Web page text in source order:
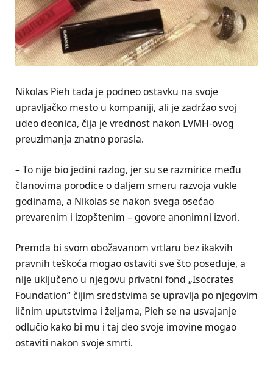
Nikolas Pieh tada je podneo ostavku na svoje
upravljačko mesto u kompaniji, ali je zadržao svoj
udeo deonica, čija je vrednost nakon LVMH-ovog
preuzimanja znatno porasla.
– To nije bio jedini razlog, jer su se razmirice među
članovima porodice o daljem smeru razvoja vukle
godinama, a Nikolas se nakon svega osećao
prevarenim i izopštenim – govore anonimni izvori.
Premda bi svom obožavanom vrtlaru bez ikakvih
pravnih teškoća mogao ostaviti sve što poseduje, a
nije uključeno u njegovu privatni fond „Isocrates
Foundation“ čijim sredstvima se upravlja po njegovim
ličnim uputstvima i željama, Pieh se na usvajanje
odlučio kako bi mu i taj deo svoje imovine mogao
ostaviti nakon svoje smrti.